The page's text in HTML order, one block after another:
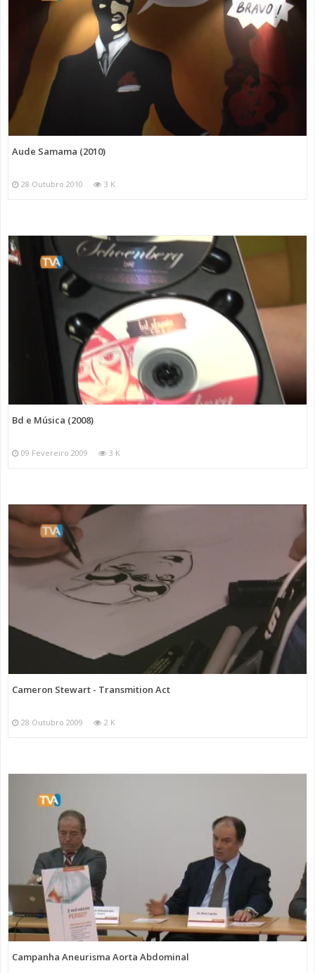
Aude Samama (2010)
28 Outubro 2010 3 K
Bd e Música (2008)
09 Fevereiro 2009 3 K
Cameron Stewart - Transmition Act
28 Outubro 2009 2 K
Campanha Aneurisma Aorta Abdominal